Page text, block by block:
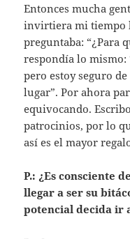
Entonces mucha
invirtiera mi tiempo
preguntaba: “¿Para
respondía lo mismo:
pero estoy seguro
lugar”. Por ahora
equivocando.
patrocinios, por lo
así es el mayor
P.: ¿Es consciente
llegar a ser su
potencial decida ir